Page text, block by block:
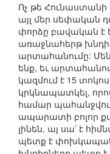
Ոչ թե
այլ մեր սեփական
փորձը բավական է
առաջնահերթ
արտահանումը:
ենք, եւ
կազմում է 15
կրկնապատկել,
համար
ապարատի բոլոր
լինեն, այ սա՛ է
պետք է